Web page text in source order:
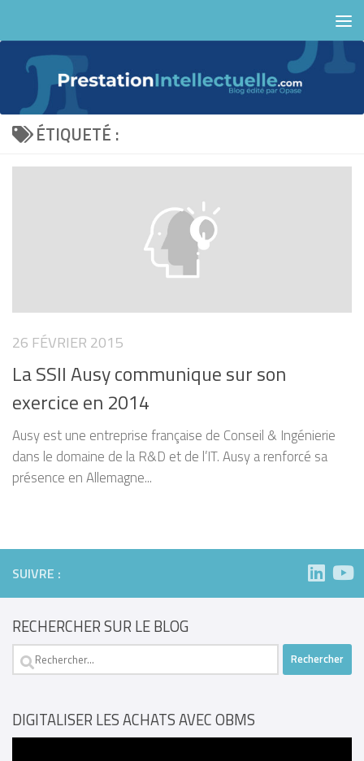
ÉTIQUETÉ :
26 FÉVRIER 2015
La SSII Ausy communique sur son
exercice en 2014
Ausy est une entreprise française de Conseil & Ingénierie
dans le domaine de la R&D et de l’IT. Ausy a renforcé sa
présence en Allemagne...
SUIVRE :
RECHERCHER SUR LE BLOG
Rechercher :
DIGITALISER LES ACHATS AVEC OBMS